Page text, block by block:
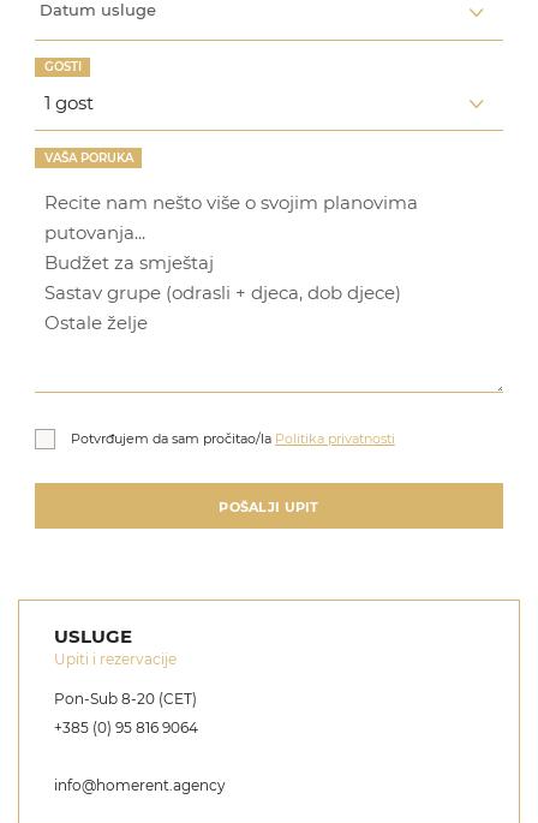
Datum usluge
GOSTI
VAŠA PORUKA
Potvrđujem da sam pročitao/la Politika privatnosti
POŠALJI UPIT
USLUGE
Upiti i rezervacije
Pon-Sub 8-20 (CET)
+385 (0) 95 816 9064
info@homerent.agency